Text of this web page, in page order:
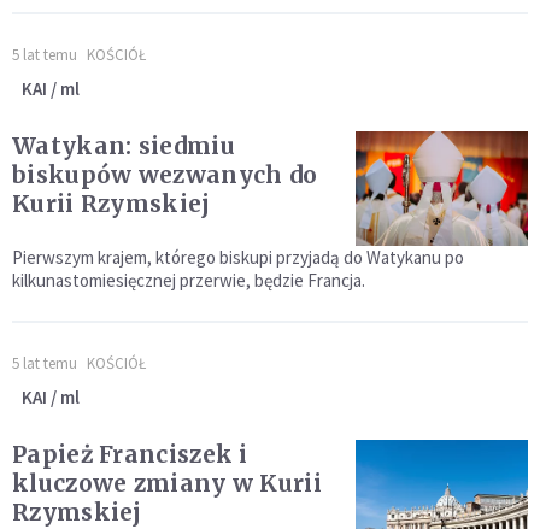
5 lat temu KOŚCIÓŁ
KAI / ml
Watykan: siedmiu
biskupów wezwanych do
Kurii Rzymskiej
Pierwszym krajem, którego biskupi przyjadą do Watykanu po
kilkunastomiesięcznej przerwie, będzie Francja.
5 lat temu KOŚCIÓŁ
KAI / ml
Papież Franciszek i
kluczowe zmiany w Kurii
Rzymskiej